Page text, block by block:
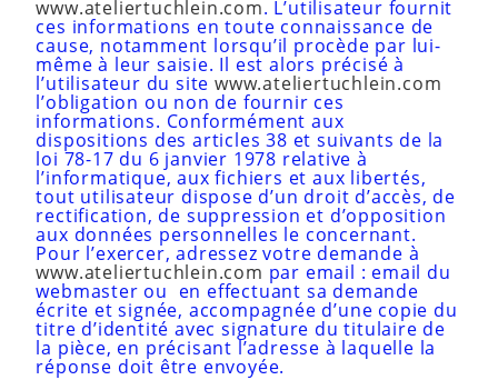
www.ateliertuchlein.com. L’utilisateur fournit
ces informations en toute connaissance de
cause, notamment lorsqu’il procède par lui-
même à leur saisie. Il est alors précisé à
l’utilisateur du sitewww.ateliertuchlein.com
l’obligation ou non de fournir ces
informations. Conformément aux
dispositions des articles 38 et suivants de la
loi 78-17 du 6 janvier 1978 relative à
l’informatique, aux fichiers et aux libertés,
tout utilisateur dispose d’un droit d’accès, de
rectification, de suppression et d’opposition
aux données personnelles le concernant.
Pour l’exercer, adressez votre demande à
www.ateliertuchlein.com par email : email du
webmaster ou en effectuant sa demande
écrite et signée, accompagnée d’une copie du
titre d’identité avec signature du titulaire de
la pièce, en précisant l’adresse à laquelle la
réponse doit être envoyée.